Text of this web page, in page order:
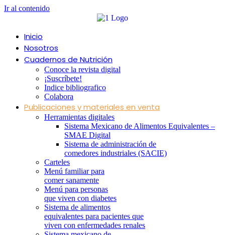
Ir al contenido
Inicio
Nosotros
Cuadernos de Nutrición
Conoce la revista digital
¡Suscríbete!
Indice bibliografico
Colabora
Publicaciones y materiales en venta
Herramientas digitales
Sistema Mexicano de Alimentos Equivalentes –
SMAE Digital
Sistema de administración de
comedores industriales (SACIE)
Carteles
Menú familiar para
comer sanamente
Menú para personas
que viven con diabetes
Sistema de alimentos
equivalentes para pacientes que
viven con enfermedades renales